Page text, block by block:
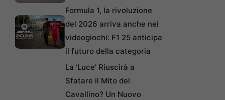
Formula 1, la rivoluzione
del 2026 arriva anche nei
videogiochi: F1 25 anticipa
il futuro della categoria
La ‘Luce’ Riuscirà a
Sfatare il Mito del
Cavallino? Un Nuovo